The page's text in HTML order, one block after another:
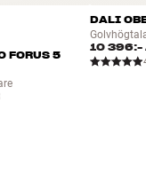
FORUS 5
DALI
10 396:-